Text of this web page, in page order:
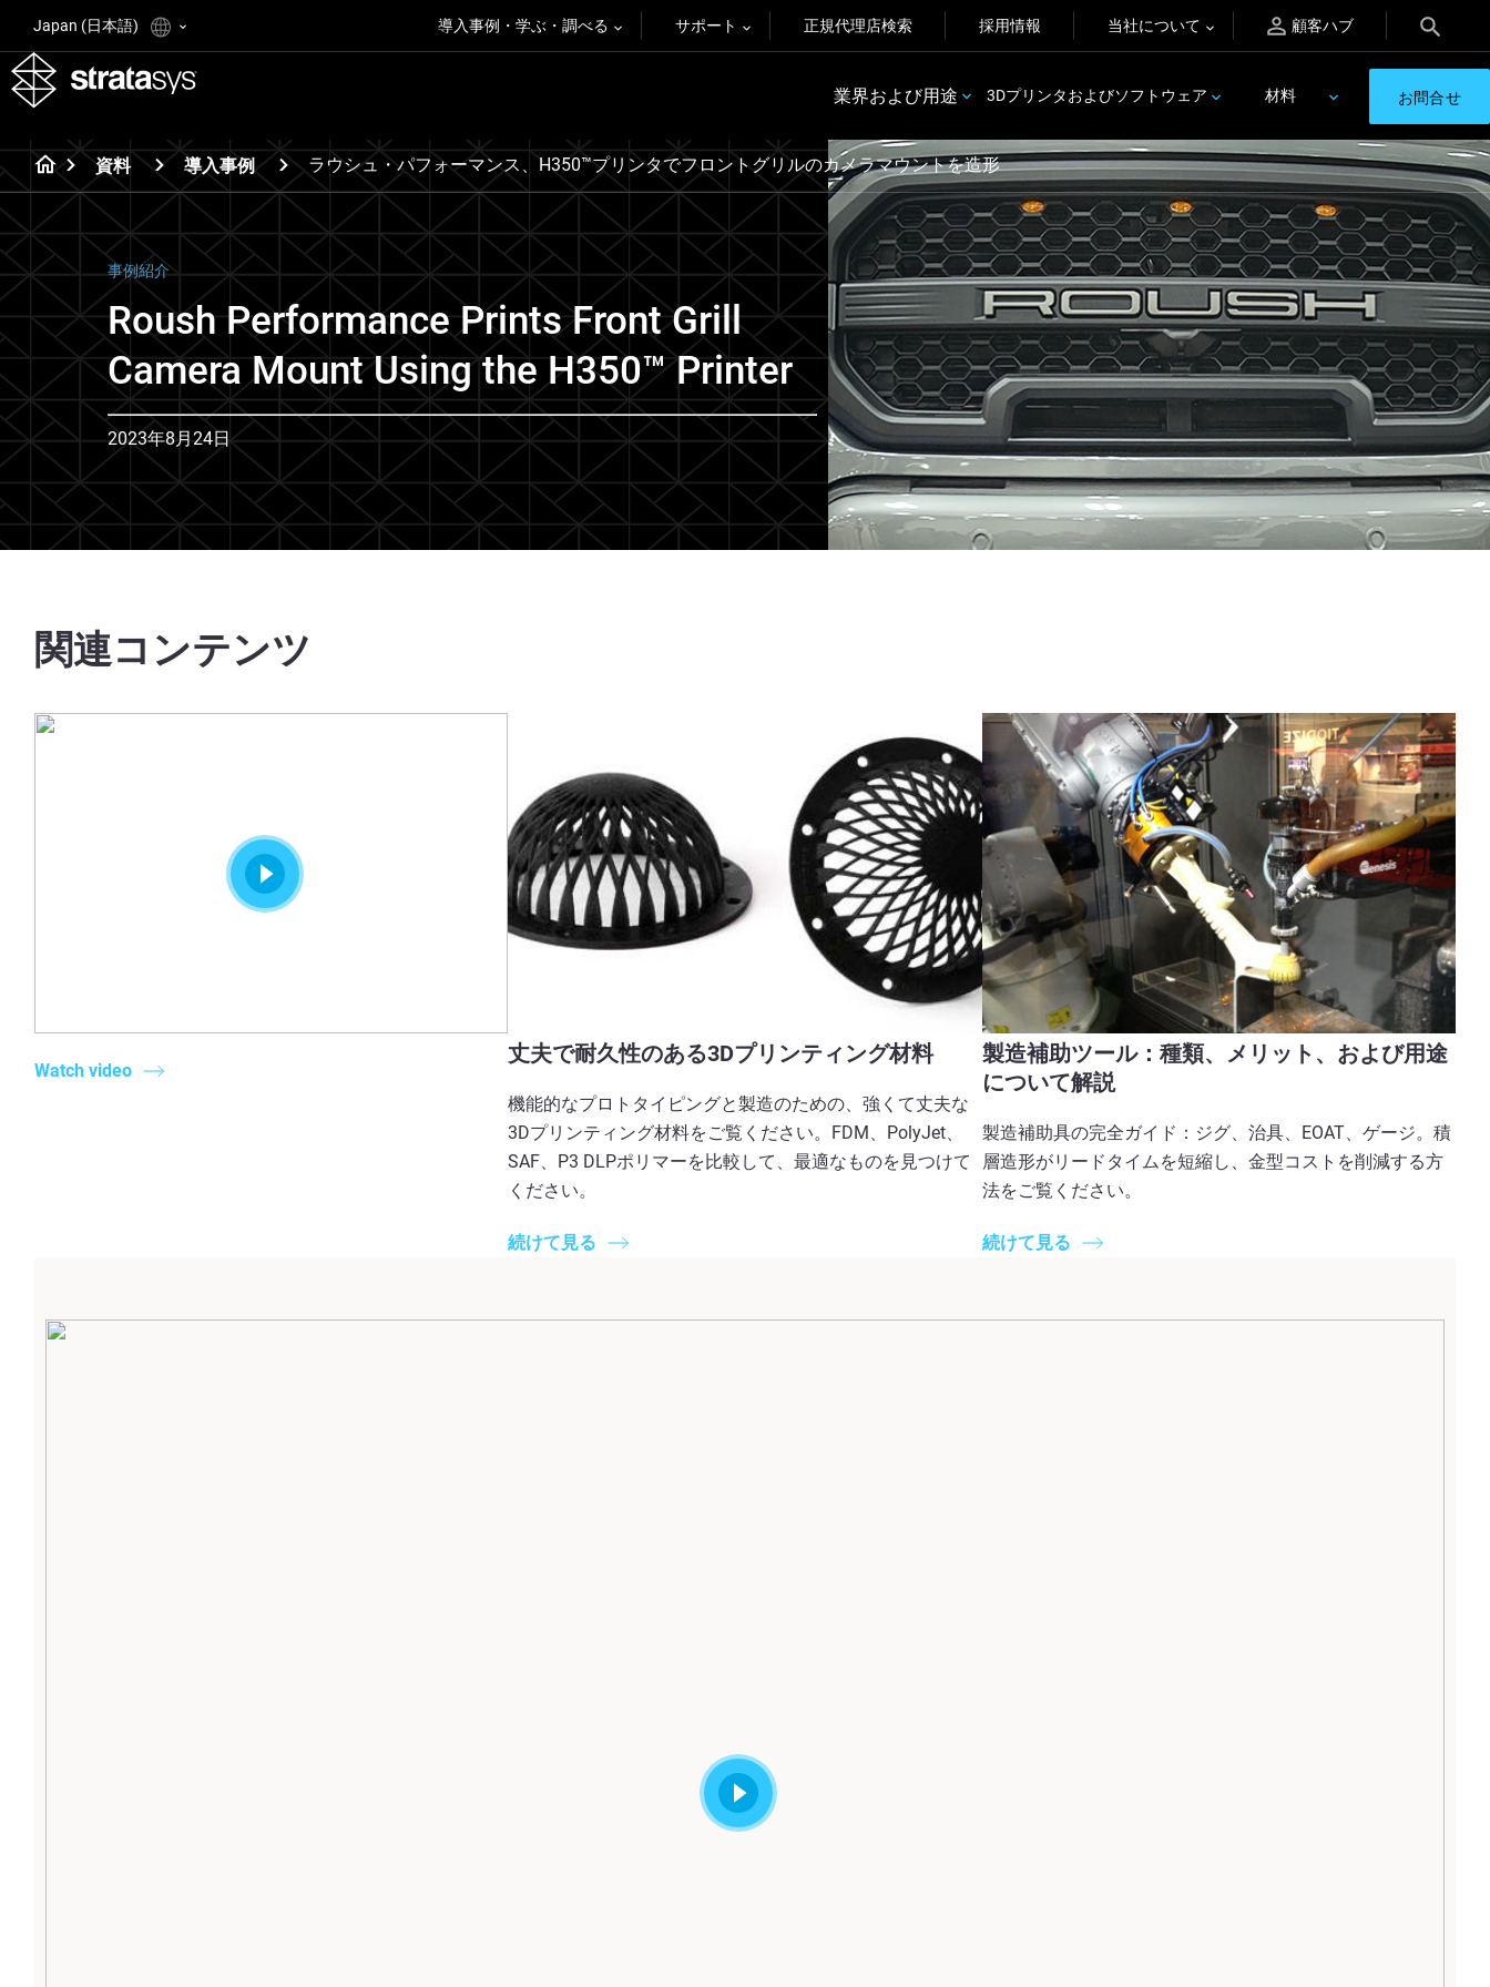
Japan (日本語) 導入事例・学ぶ・調べる サポート 正規代理店検索 採用情報 当社について 顧客ハブ
業界および用途 3Dプリンタおよびソフトウェア 材料 お問合せ
資料 導入事例 ラウシュ・パフォーマンス、H350™プリンタでフロントグリルのカメラマウントを造形
事例紹介
Roush Performance Prints Front Grill
Camera Mount Using the H350™ Printer
2023年8月24日
関連コンテンツ
Watch video
丈夫で耐久性のある3Dプリンティング材料
機能的なプロトタイピングと製造のための、強くて丈夫な
3Dプリンティング材料をご覧ください。FDM、PolyJet、
SAF、P3 DLPポリマーを比較して、最適なものを見つけて
ください。
続けて見る
製造補助ツール：種類、メリット、および用途
について解説
製造補助具の完全ガイド：ジグ、治具、EOAT、ゲージ。積
層造形がリードタイムを短縮し、金型コストを削減する方
法をご覧ください。
続けて見る